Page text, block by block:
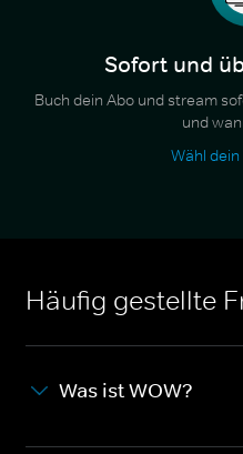
Sofort und
Buch dein Abo und stream
und
Wähl
Häufig gestellte
Was ist WOW?